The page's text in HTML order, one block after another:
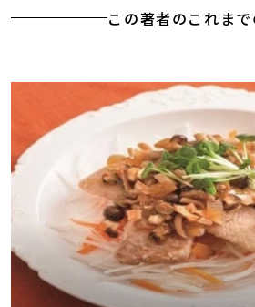
この著者のこれま